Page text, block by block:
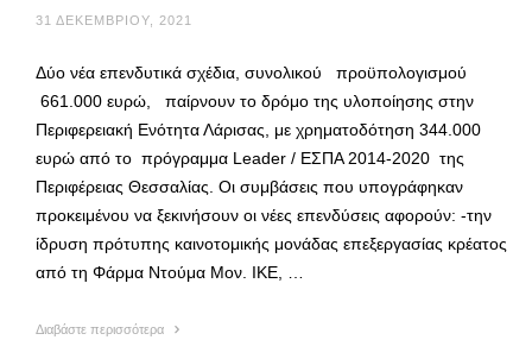
31 ΔΕΚΕΜΒΡΊΟΥ, 2021
Δύο νέα επενδυτικά σχέδια, συνολικού προϋπολογισμού
661.000 ευρώ, παίρνουν το δρόμο της υλοποίησης στην
Περιφερειακή Ενότητα Λάρισας, με χρηματοδότηση 344.000
ευρώ από το πρόγραμμα Leader / ΕΣΠΑ 2014-2020 της
Περιφέρειας Θεσσαλίας. Οι συμβάσεις που υπογράφηκαν
προκειμένου να ξεκινήσουν οι νέες επενδύσεις αφορούν: -την
ίδρυση πρότυπης καινοτομικής μονάδας επεξεργασίας κρέατος
από τη Φάρμα Ντούμα Μον. ΙΚΕ, …
Διαβάστε περισσότερα